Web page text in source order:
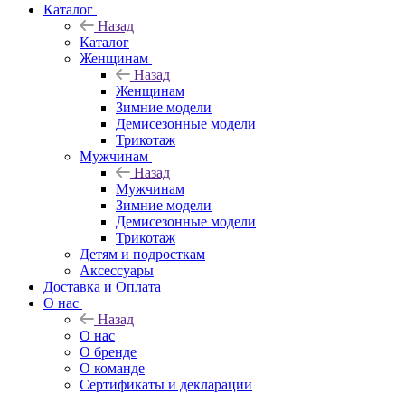
Каталог
Назад
Каталог
Женщинам
Назад
Женщинам
Зимние модели
Демисезонные модели
Трикотаж
Мужчинам
Назад
Мужчинам
Зимние модели
Демисезонные модели
Трикотаж
Детям и подросткам
Аксессуары
Доставка и Оплата
О нас
Назад
О нас
О бренде
О команде
Сертификаты и декларации